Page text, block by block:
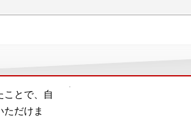
ことで、自
だけま